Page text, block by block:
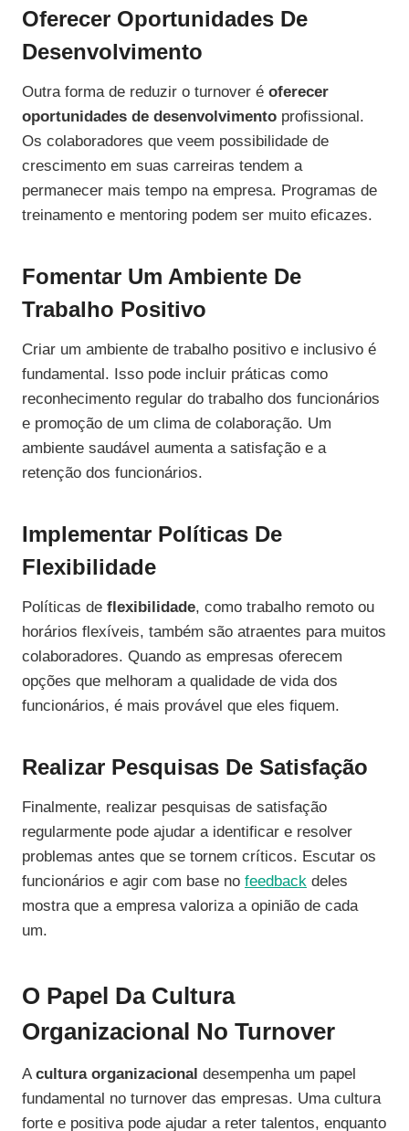
Oferecer Oportunidades De
Desenvolvimento
Outra forma de reduzir o turnover é oferecer
oportunidades de desenvolvimento profissional.
Os colaboradores que veem possibilidade de
crescimento em suas carreiras tendem a
permanecer mais tempo na empresa. Programas de
treinamento e mentoring podem ser muito eficazes.
Fomentar Um Ambiente De
Trabalho Positivo
Criar um ambiente de trabalho positivo e inclusivo é
fundamental. Isso pode incluir práticas como
reconhecimento regular do trabalho dos funcionários
e promoção de um clima de colaboração. Um
ambiente saudável aumenta a satisfação e a
retenção dos funcionários.
Implementar Políticas De
Flexibilidade
Políticas de flexibilidade, como trabalho remoto ou
horários flexíveis, também são atraentes para muitos
colaboradores. Quando as empresas oferecem
opções que melhoram a qualidade de vida dos
funcionários, é mais provável que eles fiquem.
Realizar Pesquisas De Satisfação
Finalmente, realizar pesquisas de satisfação
regularmente pode ajudar a identificar e resolver
problemas antes que se tornem críticos. Escutar os
funcionários e agir com base no feedback deles
mostra que a empresa valoriza a opinião de cada
um.
O Papel Da Cultura
Organizacional No Turnover
Acultura organizacional desempenha um papel
fundamental no turnover das empresas. Uma cultura
forte e positiva pode ajudar a reter talentos, enquanto